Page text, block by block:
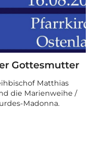
Gottesmutter
Matthias
die Marienweihe /
Madonna.